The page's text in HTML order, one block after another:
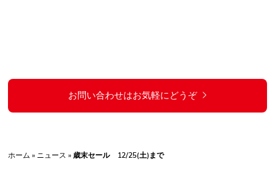
お問い合わせはお気軽にどうぞ
ホーム » ニュース »歳末セール 12/25(土)まで